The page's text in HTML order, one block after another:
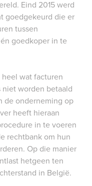
Eind 2015 werd
goedgekeurd die er
tussen
goedkoper in te
wat facturen
worden betaald
de onderneming op
heeft hieraan
in te voeren
rechtbank om hun
Op die manier
hetgeen ten
in België.